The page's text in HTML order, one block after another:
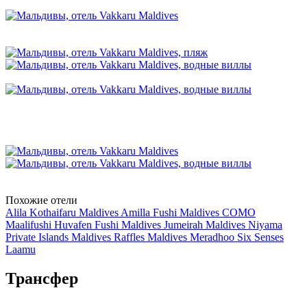
Похожие отели
Alila Kothaifaru Maldives Amilla Fushi Maldives COMO
Maalifushi Huvafen Fushi Maldives Jumeirah Maldives Niyama
Private Islands Maldives Raffles Maldives Meradhoo Six Senses
Laamu
Трансфер